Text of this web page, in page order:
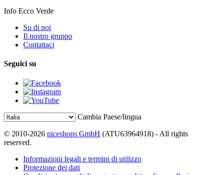
Info Ecco Verde
Su di noi
Il nostro gruppo
Contattaci
Seguici su
Cambia Paese/lingua
© 2010-2026 niceshops GmbH (ATU63964918) - All rights
reserved.
Informazioni legali e termini di utilizzo
Protezione dei dati